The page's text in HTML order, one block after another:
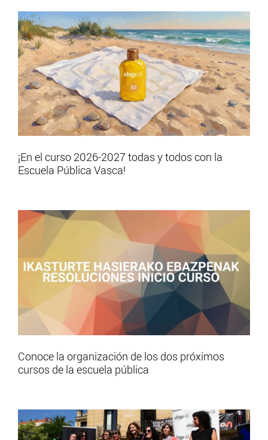
¡En el curso 2026-2027 todas y todos con la
Escuela Pública Vasca!
Conoce la organización de los dos próximos
cursos de la escuela pública